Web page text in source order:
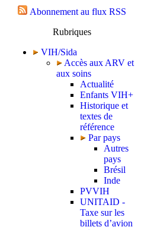
Abonnement au flux RSS
Rubriques
VIH/Sida
Accès aux ARV et
aux soins
Actualité
Enfants VIH+
Historique et
textes de
référence
Par pays
Autres
pays
Brésil
Inde
PVVIH
UNITAID -
Taxe sur les
billets d’avion